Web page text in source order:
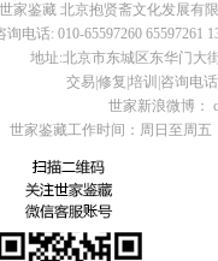
家鉴藏 北京抱贤斋文化发展有
询电话: 010-65597260 65597261
地址:北京市东城区东华门大
交易|修复|培训|咨询电话
世家新浪微博：
世家鉴藏工作时间：周日至周五